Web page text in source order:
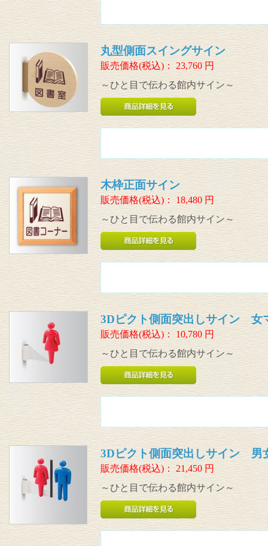
丸型側面スイングサイン
販売価格(税込)： 23,760円
～ひと目で伝わる館内サイン～
木枠正面サイン
販売価格(税込)： 18,480円
～ひと目で伝わる館内サイン～
3Dピクト側面突出しサイン 女
販売価格(税込)： 10,780円
～ひと目で伝わる館内サイン～
3Dピクト側面突出しサイン 男
販売価格(税込)： 21,450円
～ひと目で伝わる館内サイン～